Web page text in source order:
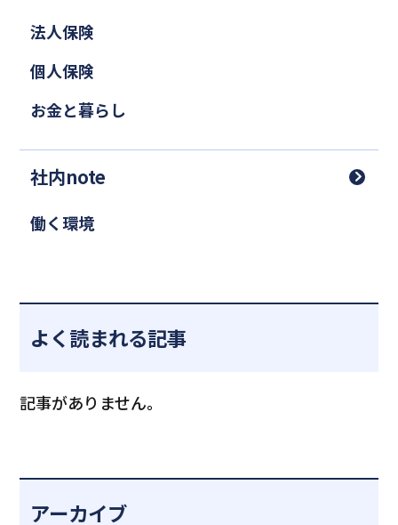
法人保険
個人保険
お金と暮らし
社内note
働く環境
よく読まれる記事
記事がありません。
アーカイブ